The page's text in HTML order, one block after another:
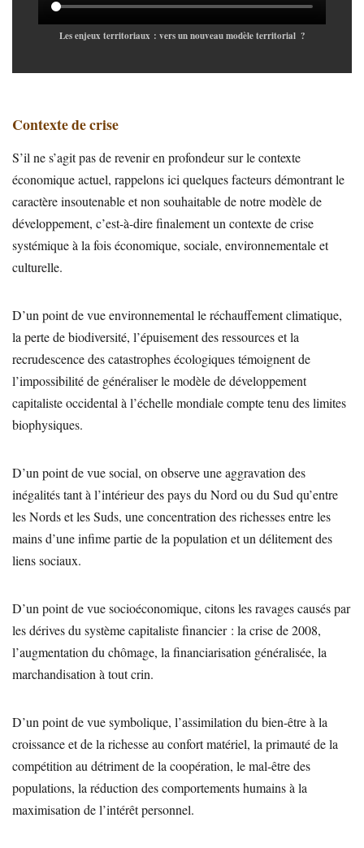
Les enjeux territoriaux : vers un nouveau modèle territorial ?
Contexte de crise
S’il ne s’agit pas de revenir en profondeur sur le contexte
économique actuel, rappelons ici quelques facteurs démontrant le
caractère insoutenable et non souhaitable de notre modèle de
développement, c’est-à-dire finalement un contexte de crise
systémique à la fois économique, sociale, environnementale et
culturelle.
D’un point de vue environnemental le réchauffement climatique,
la perte de biodiversité, l’épuisement des ressources et la
recrudescence des catastrophes écologiques témoignent de
l’impossibilité de généraliser le modèle de développement
capitaliste occidental à l’échelle mondiale compte tenu des limites
biophysiques.
D’un point de vue social, on observe une aggravation des
inégalités tant à l’intérieur des pays du Nord ou du Sud qu’entre
les Nords et les Suds, une concentration des richesses entre les
mains d’une infime partie de la population et un délitement des
liens sociaux.
D’un point de vue socioéconomique, citons les ravages causés par
les dérives du système capitaliste financier : la crise de 2008,
l’augmentation du chômage, la financiarisation généralisée, la
marchandisation à tout crin.
D’un point de vue symbolique, l’assimilation du bien-être à la
croissance et de la richesse au confort matériel, la primauté de la
compétition au détriment de la coopération, le mal-être des
populations, la réduction des comportements humains à la
maximisation de l’intérêt personnel.